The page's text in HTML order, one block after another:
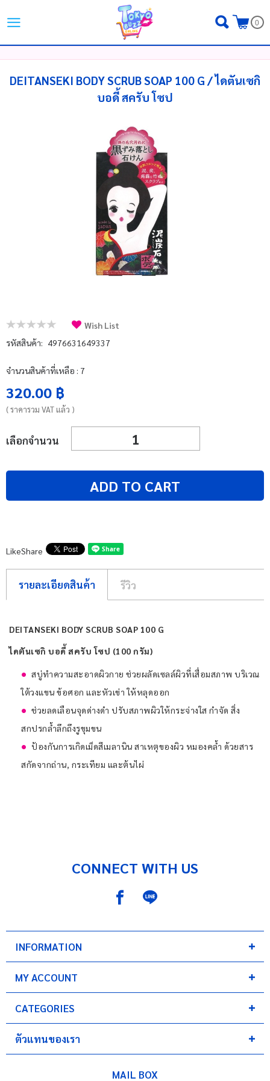
English | 日本語
LOGIN REGISTER
MY WISHLIST ( 0 )
ติดต่อเรา
สิทธิประโยชน์สมาชิก
0
DEITANSEKI BODY SCRUB SOAP 100 G / ไดตันเซกิ
บอดี้ สครับ โซป
Wish List
รหัสสินค้า: 4976631649337
จำนวนสินค้าที่เหลือ : 7
320.00 ฿
( ราคารวม VAT แล้ว )
เลือกจำนวน
ADD TO CART
LikeShare
รายละเอียดสินค้า รีวิว
DEITANSEKI BODY SCRUB SOAP 100 G
ไดตันเซกิ บอดี้ สครับ โซป (100 กรัม)
สบู่ทำความสะอาดผิวกาย ช่วยผลัดเซลล์ผิวที่เสื่อมสภาพ บริเวณ
ใต้วงแขน ข้อศอก และหัวเข่า ให้หลุดออก
ช่วยลดเลือนจุดด่างดำ ปรับสภาพผิวให้กระจ่างใส กำจัด สิ่ง
สกปรกล้ำลึกถึงรูขุมขน
ป้องกันการเกิดเม็ดสีเมลานิน สาเหตุของผิว หมองคล้ำ ด้วยสาร
สกัดจากถ่าน, กระเทียม และต้นไผ่
CONNECT WITH US
INFORMATION
MY ACCOUNT
CATEGORIES
ตัวแทนของเรา
MAIL BOX